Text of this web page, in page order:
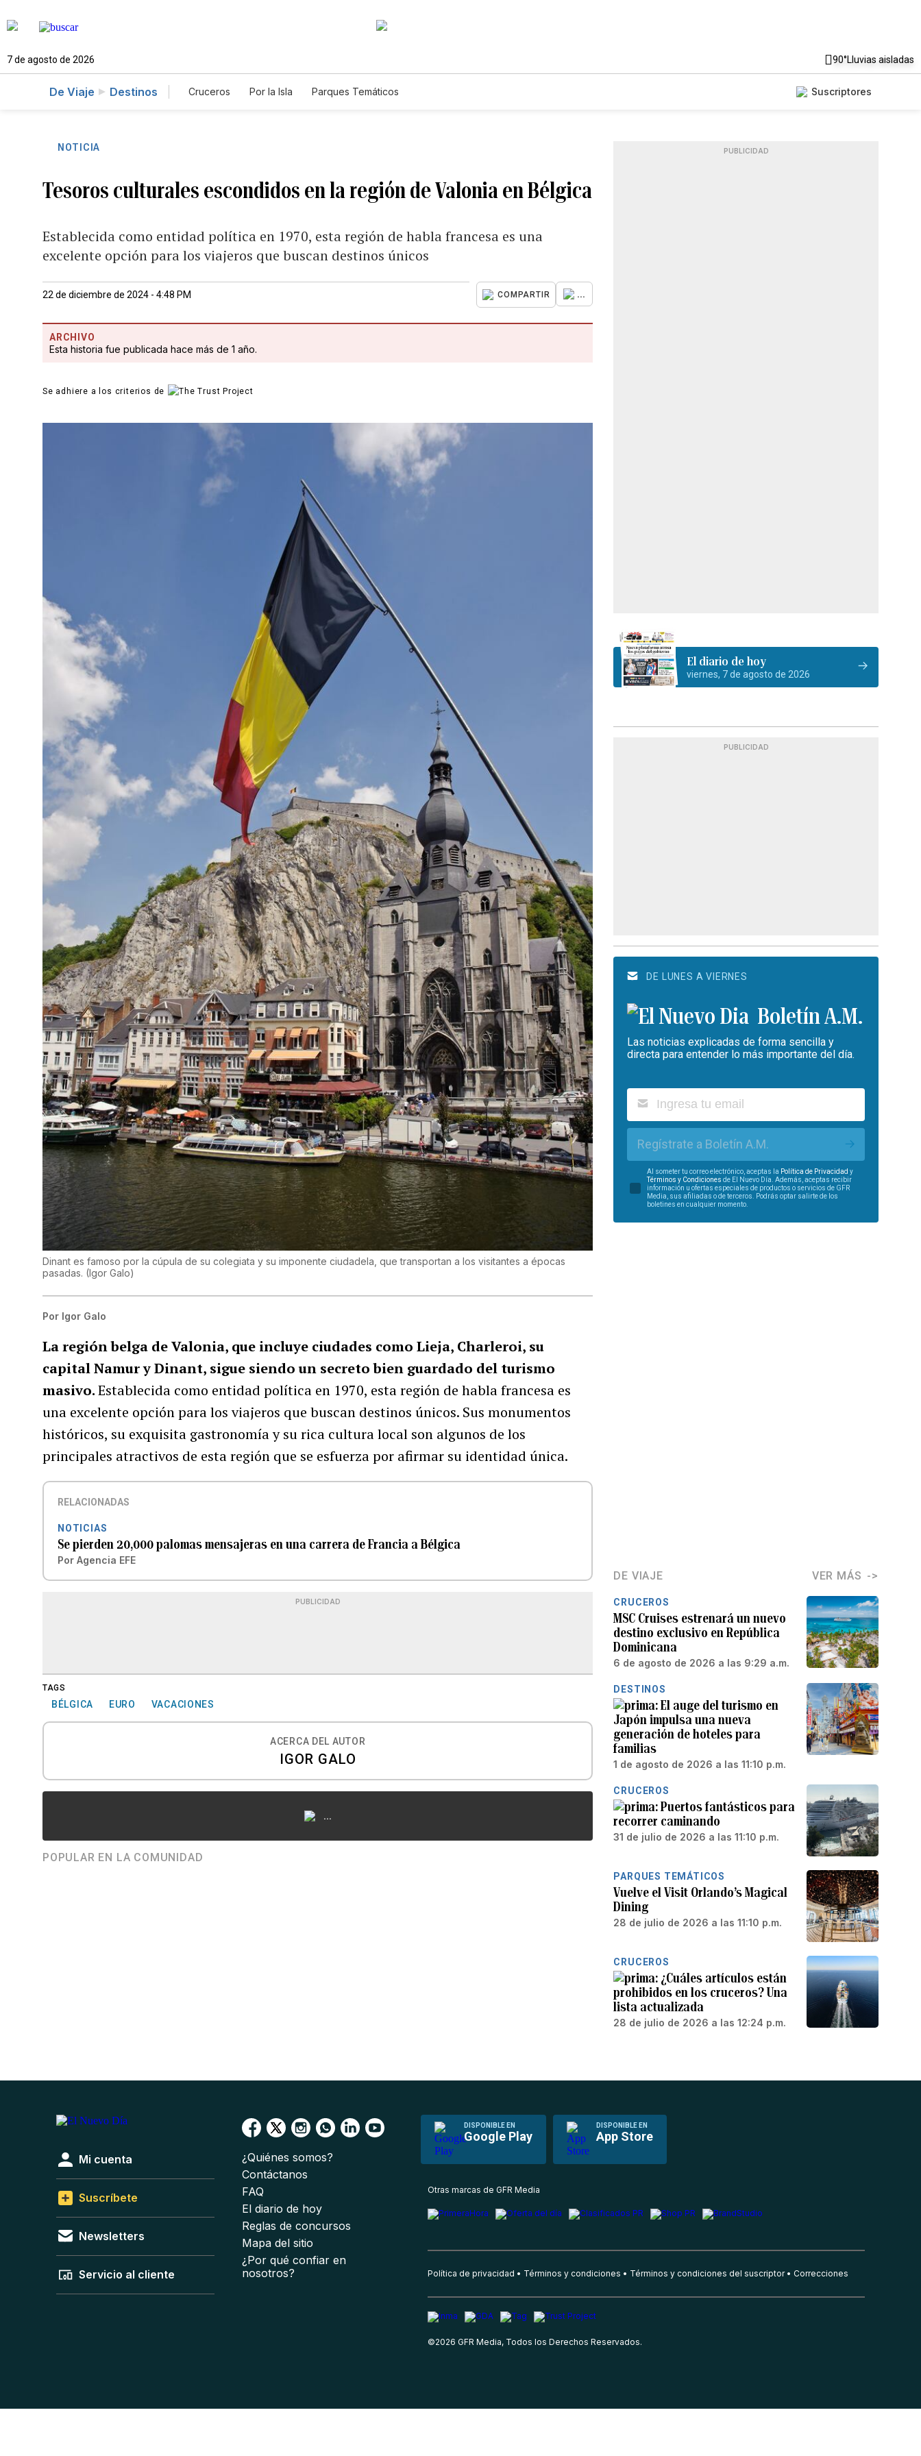
7 de agosto de 2026 90°Lluvias aisladas
De Viaje Destinos Cruceros Por la Isla Parques Temáticos Suscriptores
NOTICIA
Tesoros culturales escondidos en la región de Valonia en Bélgica
Establecida como entidad política en 1970, esta región de habla francesa es una
excelente opción para los viajeros que buscan destinos únicos
22 de diciembre de 2024 - 4:48 PM COMPARTIR ...
ARCHIVO
Esta historia fue publicada hace más de 1 año.
Se adhiere a los criterios de
Dinant es famoso por la cúpula de su colegiata y su imponente ciudadela, que transportan a los visitantes a épocas
pasadas. (Igor Galo)
Por Igor Galo
La región belga de Valonia, que incluye ciudades como Lieja, Charleroi, su
capital Namur y Dinant, sigue siendo un secreto bien guardado del turismo
masivo.Establecida como entidad política en 1970, esta región de habla francesa es
una excelente opción para los viajeros que buscan destinos únicos. Sus monumentos
históricos, su exquisita gastronomía y su rica cultura local son algunos de los
principales atractivos de esta región que se esfuerza por afirmar su identidad única.
RELACIONADAS
NOTICIAS
Se pierden 20,000 palomas mensajeras en una carrera de Francia a Bélgica
Por Agencia EFE
PUBLICIDAD
TAGS
BÉLGICA EURO VACACIONES
ACERCA DEL AUTOR
IGOR GALO
...
POPULAR EN LA COMUNIDAD
PUBLICIDAD
El diario de hoy
viernes, 7 de agosto de 2026
PUBLICIDAD
DE LUNES A VIERNES
Boletín A.M.
Las noticias explicadas de forma sencilla y
directa para entender lo más importante del día.
Regístrate a Boletín A.M.
Al someter tu correo electrónico, aceptas la Política de Privacidad y
Términos y Condiciones de El Nuevo Día. Además, aceptas recibir
información u ofertas especiales de productos o servicios de GFR
Media, sus afiliadas o de terceros. Podrás optar salirte de los
boletines en cualquier momento.
DE VIAJE VER MÁS
CRUCEROS
MSC Cruises estrenará un nuevo
destino exclusivo en República
Dominicana
6 de agosto de 2026 a las 9:29 a.m.
DESTINOS
El auge del turismo en
Japón impulsa una nueva
generación de hoteles para
familias
1 de agosto de 2026 a las 11:10 p.m.
CRUCEROS
Puertos fantásticos para
recorrer caminando
31 de julio de 2026 a las 11:10 p.m.
PARQUES TEMÁTICOS
Vuelve el Visit Orlando’s Magical
Dining
28 de julio de 2026 a las 11:10 p.m.
CRUCEROS
¿Cuáles artículos están
prohibidos en los cruceros? Una
lista actualizada
28 de julio de 2026 a las 12:24 p.m.
DISPONIBLE EN
Google Play
DISPONIBLE EN
App Store
Mi cuenta
Suscríbete
Newsletters
Servicio al cliente
¿Quiénes somos?
Contáctanos
FAQ
El diario de hoy
Reglas de concursos
Mapa del sitio
¿Por qué confiar en
nosotros?
Otras marcas de GFR Media
Política de privacidad Términos y condiciones Términos y condiciones del suscriptor Correcciones
©2026 GFR Media, Todos los Derechos Reservados.